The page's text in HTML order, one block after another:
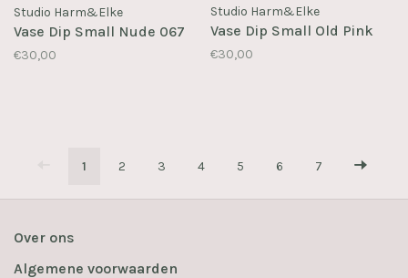
Studio Harm&Elke
Vase Dip Small Nude 067
€30,00
Studio Harm&Elke
Vase Dip Small Old Pink
€30,00
1 2 3 4 5 6 7
Over ons
Algemene voorwaarden